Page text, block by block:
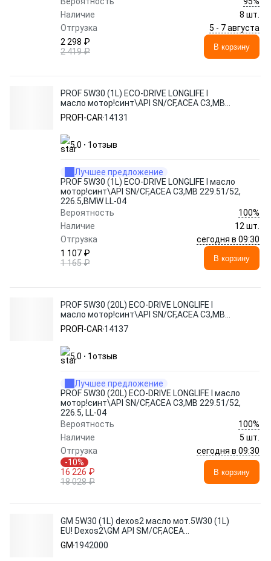
Наличие
8 шт.
Отгрузка
5 - 7 августа
2 298 ₽
2 419 ₽
В корзину
PROF 5W30 (1L) ECO-DRIVE LONGLIFE I
масло мотор!синт\API SN/CF,ACEA C3,MB
229.51/52, 226.5,BMW LL-04
PROFI-CAR 14131
5.0 1отзыв
Лучшее предложение
PROF 5W30 (1L) ECO-DRIVE LONGLIFE I масло
мотор!синт\API SN/CF,ACEA C3,MB 229.51/52,
226.5,BMW LL-04
Вероятность
100%
Наличие
12 шт.
Отгрузка
сегодня в 09:30
1 107 ₽
1 165 ₽
В корзину
PROF 5W30 (20L) ECO-DRIVE LONGLIFE I
масло мотор!синт\API SN/CF,ACEA C3,MB
229.51/52, 226.5, LL-04
PROFI-CAR 14137
5.0 1отзыв
Лучшее предложение
PROF 5W30 (20L) ECO-DRIVE LONGLIFE I масло
мотор!синт\API SN/CF,ACEA C3,MB 229.51/52,
226.5, LL-04
Вероятность
100%
Наличие
5 шт.
Отгрузка
сегодня в 09:30
-10%
16 226 ₽
18 028 ₽
В корзину
GM 5W30 (1L) dexos2 масло мот.5W30 (1L)
EU! Dexos2\GM API SM/CF,ACEA
A3/B4/C3,MB229.51,VW 505(2)
GM 1942000